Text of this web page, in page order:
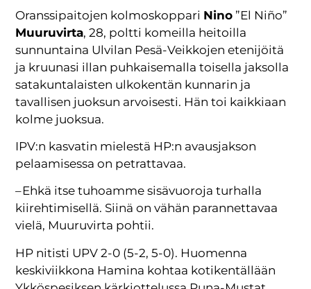
Oranssipaitojen kolmoskoppari Nino ”El Niño”
Muuruvirta, 28, poltti komeilla heitoilla
sunnuntaina Ulvilan Pesä-Veikkojen etenijöitä
ja kruunasi illan puhkaisemalla toisella jaksolla
satakuntalaisten ulkokentän kunnarin ja
tavallisen juoksun arvoisesti. Hän toi kaikkiaan
kolme juoksua.
IPV:n kasvatin mielestä HP:n avausjakson
pelaamisessa on petrattavaa.
– Ehkä itse tuhoamme sisävuoroja turhalla
kiirehtimisellä. Siinä on vähän parannettavaa
vielä, Muuruvirta pohtii.
HP nitisti UPV 2-0 (5-2, 5-0). Huomenna
keskiviikkona Hamina kohtaa kotikentällään